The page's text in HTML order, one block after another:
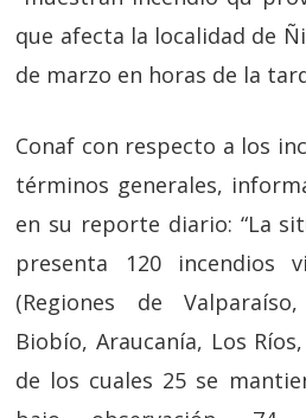
que afecta la localidad de
de marzo en horas de la
Conaf con respecto a los
términos generales,
en su reporte diario: “La
presenta 120 incendios
(Regiones de
Biobío, Araucanía, Los
de los cuales 25 se